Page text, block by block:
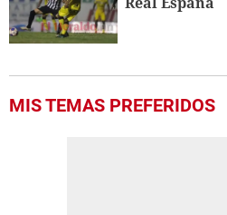
MIS TEMAS PREFERIDOS